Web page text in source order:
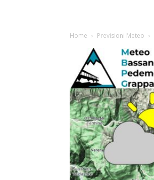
Home Previsioni Meteo